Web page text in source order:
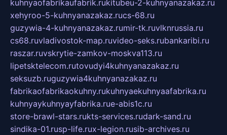
kuhnyaofabrikaufabrik.rukitubeu-2-kuhnyanazakaz.ru
xehyroo-5-kuhnyanazakaz.rucs-68.ru
guzywia-4-kuhnyanazakaz.rumir-tk.ruvlknrussia.ru
cs68.ruvladivostok-map.ruvideo-seks.rubankaribi.ru
raszar.ruvskrytie-zamkov-moskva113.ru
lipetsktelecom.rutovudyi4kuhnyanazakaz.ru
seksuzb.ruguzywia4kuhnyanazakaz.ru
fabrikaofabrikaokuhny.rukuhnyaekuhnyaafabrika.ru
kuhnyaykuhnyayfabrika.rue-abis1c.ru
store-brawl-stars.rukts-services.rudark-sand.ru
sindika-01.rusp-life.rux-legion.rusib-archives.ru